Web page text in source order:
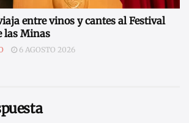
entre vinos y cantes al Festival
las Minas
6 AGOSTO 2026